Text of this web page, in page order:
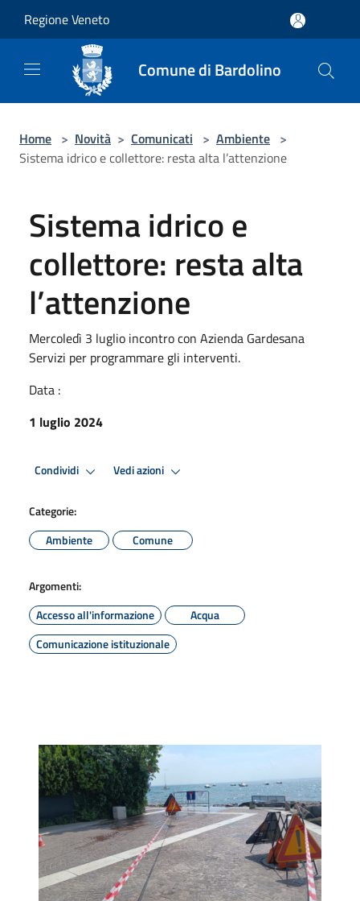
Regione Veneto
Comune di Bardolino
Home > Novità > Comunicati > Ambiente >
Sistema idrico e collettore: resta alta l’attenzione
Sistema idrico e
collettore: resta alta
l’attenzione
Mercoledì 3 luglio incontro con Azienda Gardesana
Servizi per programmare gli interventi.
Data :
1 luglio 2024
Condividi Vedi azioni
Categorie:
Ambiente
Comune
Argomenti:
Accesso all'informazione
Acqua
Comunicazione istituzionale